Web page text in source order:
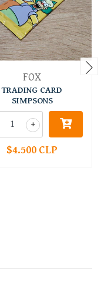
FOX
TRADING CARD
SIMPSONS
+
$4.500 CLP